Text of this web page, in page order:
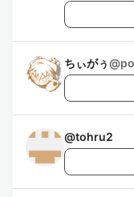
ちぃがぅ@
@tohru2